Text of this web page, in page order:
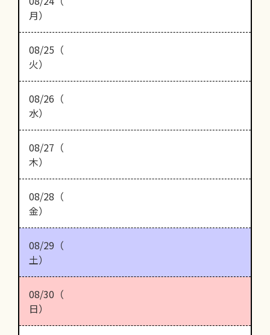
月）
08/25（
火）
08/26（
水）
08/27（
木）
08/28（
金）
08/29（
土）
08/30（
日）